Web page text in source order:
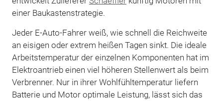
einer Baukastenstrategie.
Jeder E-Auto-Fahrer weiß, wie schnell die Reichweite
an eisigen oder extrem heißen Tagen sinkt. Die ideale
Arbeitstemperatur der einzelnen Komponenten hat im
Elektroantrieb einen viel höheren Stellenwert als beim
Verbrenner. Nur in ihrer Wohlfühltemperatur liefern
Batterie und Motor optimale Leistung, lässt sich das